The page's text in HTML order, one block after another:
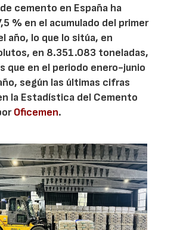
cemento en España ha
% en el acumulado del primer
año, lo que lo sitúa, en
en 8.351.083 toneladas,
que en el periodo enero-junio
según las últimas cifras
la Estadística del Cemento
Oficemen.